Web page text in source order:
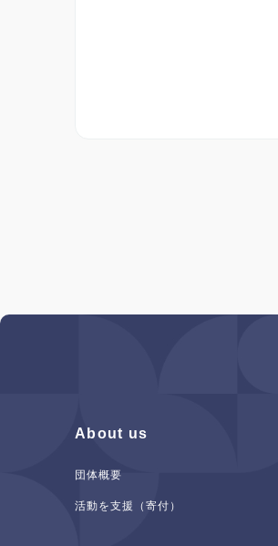
About us
団体概要
活動を支援（寄付）